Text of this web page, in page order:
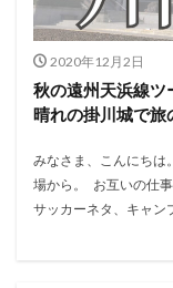
2020年12月2日
秋の遠州天浜線
晴れの掛川城で
みなさま、こんにちは
場から。 お互いの仕
サッカーネタ、キャン